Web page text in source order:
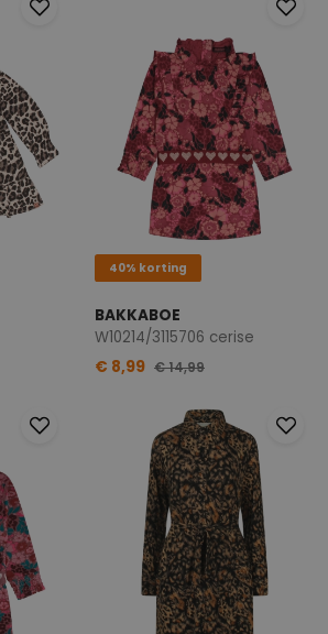
40% korting
BAKKABOE
W10214/3115706 cerise
€ 8,99 € 14,99